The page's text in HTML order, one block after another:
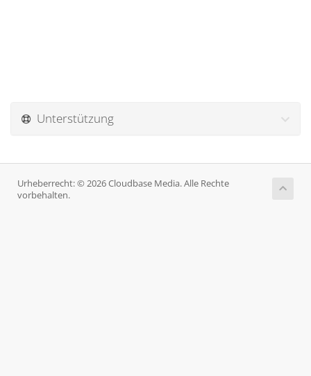
Unterstützung
Urheberrecht: © 2026 Cloudbase Media. Alle Rechte
vorbehalten.